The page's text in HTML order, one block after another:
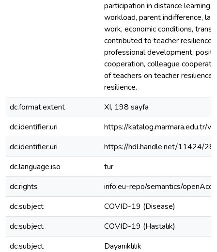
participation in distance learning
workload, parent indifference,
work, economic conditions,
contributed to teacher resilience
professional development,
cooperation, colleague
of teachers on teacher
resilience.
dc.format.extent
XI, 198 sayfa
dc.identifier.uri
https://katalog.marmara.edu.tr/
dc.identifier.uri
https://hdl.handle.net/11424/
dc.language.iso
tur
dc.rights
info:eu-repo/semantics/
dc.subject
COVID-19 (Disease)
dc.subject
COVID-19 (Hastalık)
dc.subject
Dayanıklılık